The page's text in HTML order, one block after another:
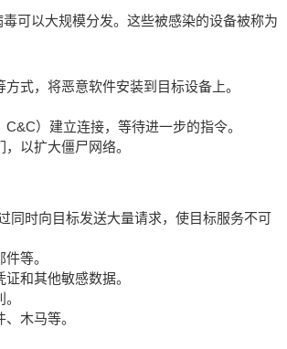
可以大规模分发。这些被感染的设备被称为
式，将恶意软件安装到目标设备上。
）建立连接，等待进一步的指令。
以扩大僵尸网络。
同时向目标发送大量请求，使目标服务不可
等。
和其他敏感数据。
木马等。